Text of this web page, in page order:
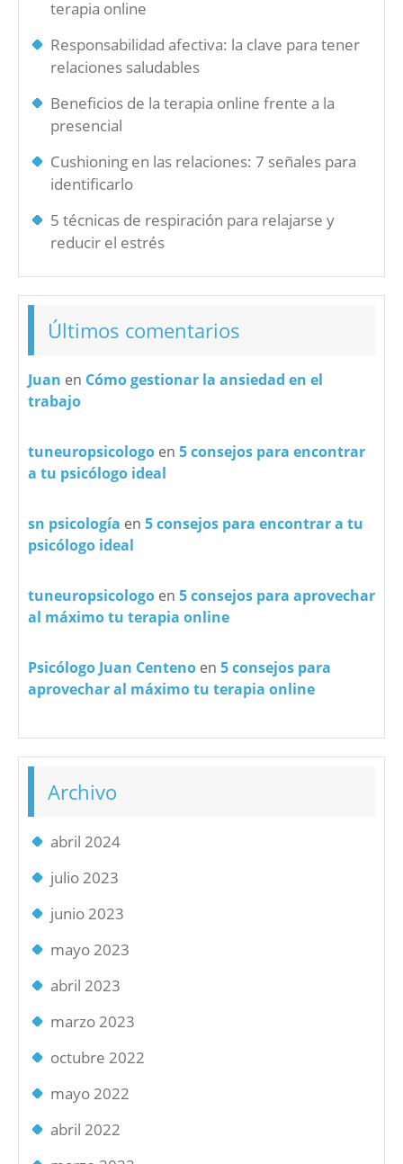
terapia online
Responsabilidad afectiva: la clave para tener
relaciones saludables
Beneficios de la terapia online frente a la
presencial
Cushioning en las relaciones: 7 señales para
identificarlo
5 técnicas de respiración para relajarse y
reducir el estrés
Últimos comentarios
Juan en Cómo gestionar la ansiedad en el
trabajo
tuneuropsicologo en 5 consejos para encontrar
a tu psicólogo ideal
sn psicología en 5 consejos para encontrar a tu
psicólogo ideal
tuneuropsicologo en 5 consejos para aprovechar
al máximo tu terapia online
Psicólogo Juan Centeno en 5 consejos para
aprovechar al máximo tu terapia online
Archivo
abril 2024
julio 2023
junio 2023
mayo 2023
abril 2023
marzo 2023
octubre 2022
mayo 2022
abril 2022